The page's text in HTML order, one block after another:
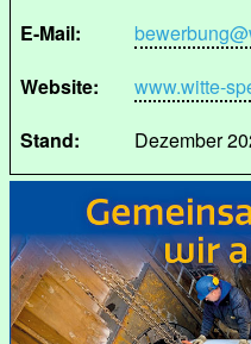
E-Mail:
Website:
www.witte-
Stand:
Dezember